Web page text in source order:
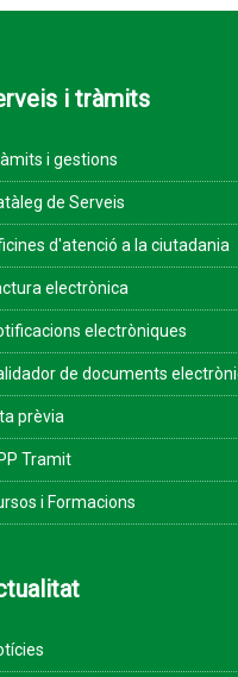
i tràmits
i gestions
de Serveis
d'atenció a la ciutadania
electrònica
electròniques
de documents
prèvia
Tramit
i Formacions